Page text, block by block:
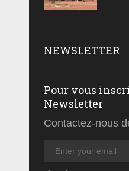
NEWSLETTER
Pour vous
Newsletter
Contactez-nous